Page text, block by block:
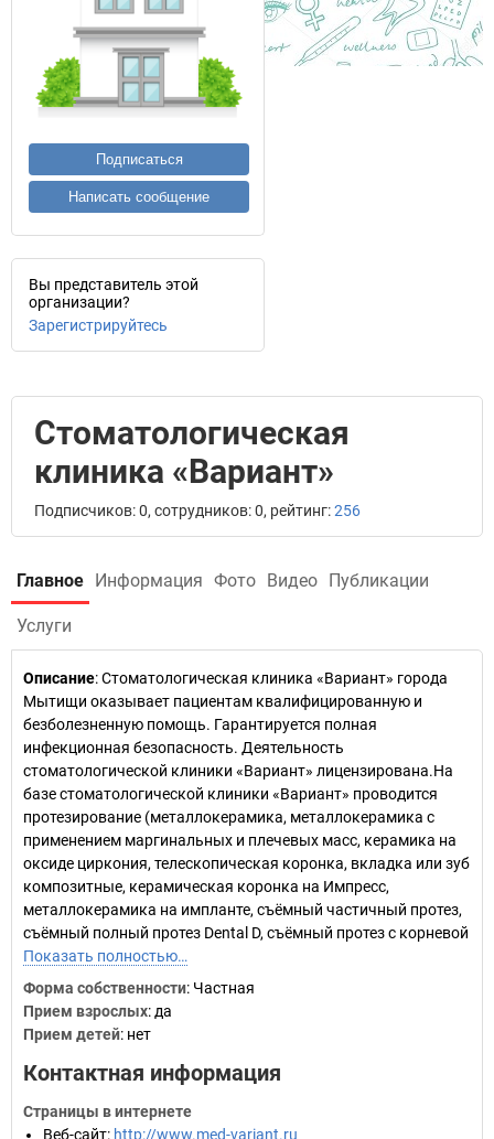
Подписаться
Написать сообщение
Вы представитель этой
организации?
Зарегистрируйтесь
Стоматологическая
клиника «Вариант»
Подписчиков: 0, сотрудников: 0, рейтинг:256
Главное Информация Фото Видео Публикации
Услуги
Описание: Стоматологическая клиника «Вариант» города
Мытищи оказывает пациентам квалифицированную и
безболезненную помощь. Гарантируется полная
инфекционная безопасность. Деятельность
стоматологической клиники «Вариант» лицензирована.На
базе стоматологической клиники «Вариант» проводится
протезирование (металлокерамика, металлокерамика с
применением маргинальных и плечевых масс, керамика на
оксиде циркония, телескопическая коронка, вкладка или зуб
композитные, керамическая коронка на Импресс,
металлокерамика на импланте, съёмный частичный протез,
съёмный полный протез Dental D, съёмный протез с корневой
Показать полностью…
Форма собственности: Частная
Прием взрослых: да
Прием детей: нет
Контактная информация
Страницы в интернете
Веб-сайт: http://www.med-variant.ru